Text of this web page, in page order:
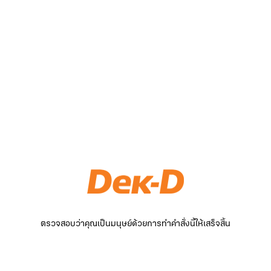
ตรวจสอบว่าคุณเป็นมนุษย์ด้วยการทำคำสั่งนี้ให้เสร็จสิ้น